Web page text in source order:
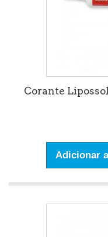
Corante
Adicionar